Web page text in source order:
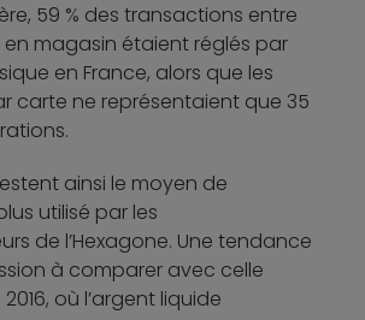
59 % des transactions entre
magasin étaient réglés par
en France, alors que les
carte ne représentaient que 35
ainsi le moyen de
utilisé par les
de l’Hexagone. Une tendance
à comparer avec celle
où l’argent liquide